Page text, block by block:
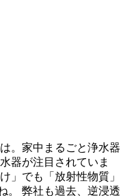
。家中まるごと浄水器
器が注目されていま
」でも「放射性物質」
。 弊社も過去、逆浸透